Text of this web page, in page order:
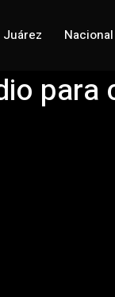
Juárez Nacional
para